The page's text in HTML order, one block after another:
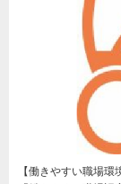
【働きやすい職場環